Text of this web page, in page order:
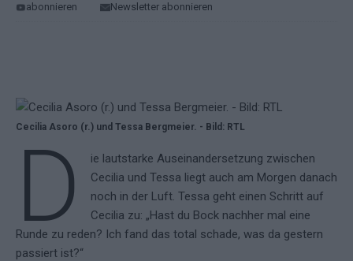
abonnieren
Newsletter abonnieren
Cecilia Asoro (r.) und Tessa Bergmeier. - Bild: RTL
D
ie lautstarke Auseinandersetzung zwischen
Cecilia und Tessa liegt auch am Morgen danach
noch in der Luft. Tessa geht einen Schritt auf
Cecilia zu: „Hast du Bock nachher mal eine
Runde zu reden? Ich fand das total schade, was da gestern
passiert ist?“